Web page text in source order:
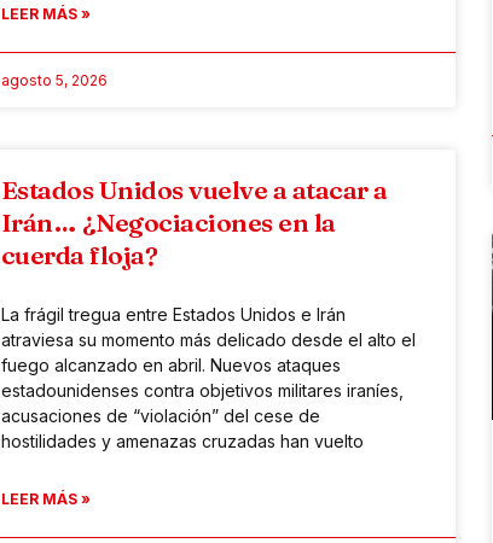
LEER MÁS »
agosto 5, 2026
Estados Unidos vuelve a atacar a
Irán… ¿Negociaciones en la
cuerda floja?
La frágil tregua entre Estados Unidos e Irán
atraviesa su momento más delicado desde el alto el
fuego alcanzado en abril. Nuevos ataques
estadounidenses contra objetivos militares iraníes,
acusaciones de “violación” del cese de
hostilidades y amenazas cruzadas han vuelto
LEER MÁS »